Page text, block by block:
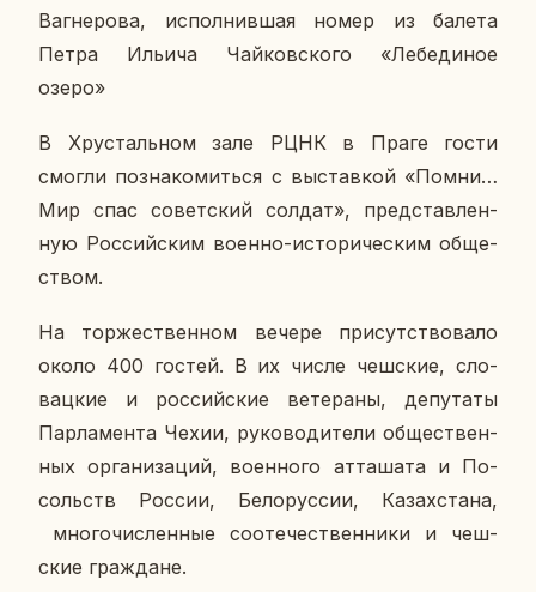
Ва­г­не­ро­ва, ис­пол­нив­шая номер из балета
Петра Ильича Чай­ков­ско­го «Ле­бе­ди­ное
озеро»
В Хру­сталь­ном зале РЦНК в Праге гости
смогли по­зна­ко­мить­ся с вы­став­кой «Помни…
Мир спас со­вет­ский солдат», пред­став­лен­
ную Рос­сий­ским военно-ис­то­ри­че­ским об­ще­
ством.
На тор­же­ствен­ном вечере при­сут­ство­ва­ло
около 400 гостей. В их числе чеш­ские, сло­
вац­кие и рос­сий­ские ве­те­ра­ны, де­пу­та­ты
Пар­ла­мен­та Чехии, ру­ко­во­ди­те­ли об­ще­ствен­
ных ор­га­ни­за­ций, во­ен­но­го ат­та­ша­та и По­
сольств России, Бе­ло­рус­сии, Ка­зах­ста­на,
мно­го­чис­лен­ные со­оте­че­ствен­ни­ки и чеш­
ские граж­дане.